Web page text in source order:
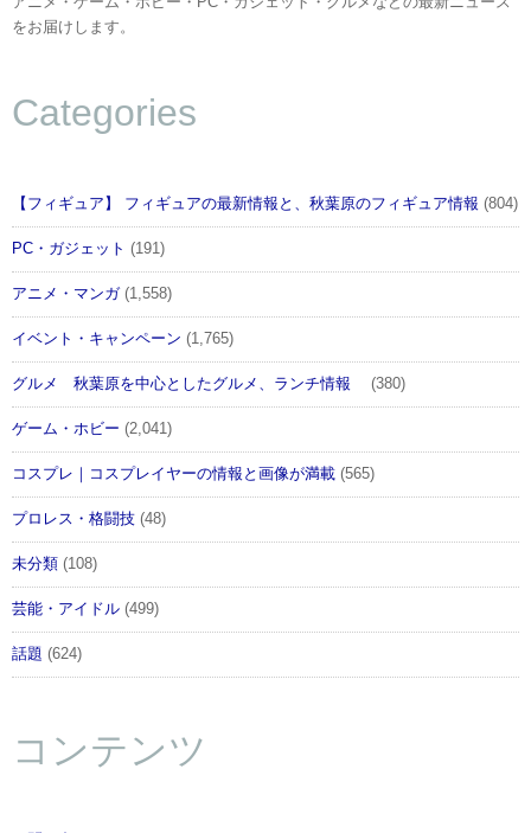
をお届けします。
Categories
【フィギュア】 フィギュアの最新情報と、秋葉原のフィギュア情報 (804)
PC・ガジェット (191)
アニメ・マンガ(1,558)
イベント・キャンペーン (1,765)
グルメ 秋葉原を中心としたグルメ、ランチ情報 (380)
ゲーム・ホビー (2,041)
コスプレ｜コスプレイヤーの情報と画像が満載 (565)
プロレス・格闘技 (48)
未分類 (108)
芸能・アイドル (499)
話題 (624)
コンテンツ